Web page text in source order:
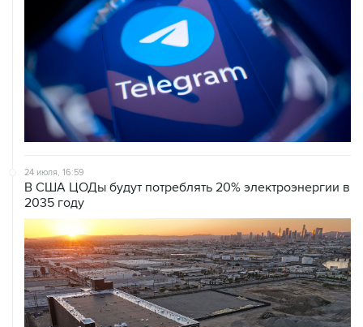
24 июля, 16:59
В США ЦОДы будут потреблять 20% электроэнергии в
2035 году